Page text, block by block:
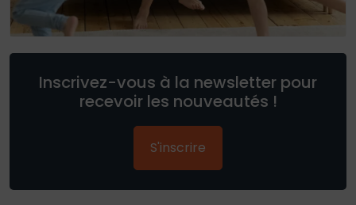
Inscrivez-vous à la newsletter pour
recevoir les nouveautés !
S'inscrire